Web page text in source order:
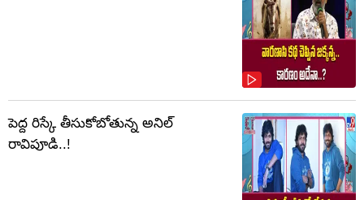
పెద్ద రిస్కే తీసుకోబోతున్న అనిల్
రావిపూడి..!